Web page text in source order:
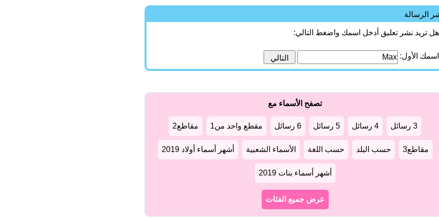
الرسالة
هل تريد نشر تعليق أدخل اسمك واضغط التالي:
اسمك الأول:
تصفح الأسماء مع
3 رسائل 4 رسائل 5 رسائل 6 رسائل مقطع واحد من1 مقاطع2
مقاطع3 حسب البلد حسب اللغة الأسماء الشعبية أشهر أسماء أولاد 2019
أشهر أسماء بنات 2019
عرض جميع الفئات